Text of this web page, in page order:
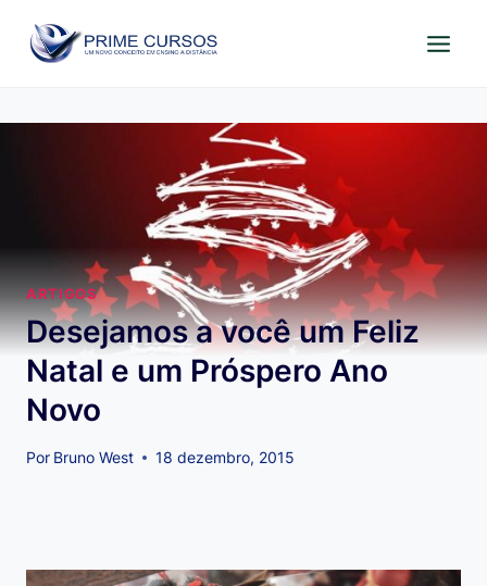
para
ARTIGOS
Desejamos a você um Feliz
Natal e um Próspero Ano
Novo
Por Bruno West 18 dezembro, 2015